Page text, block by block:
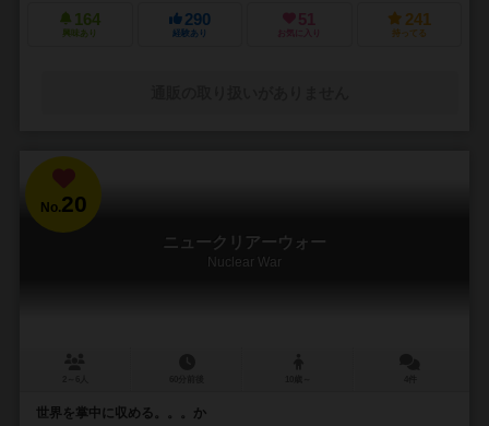
164
興味あり
290
経験あり
51
お気に入り
241
持ってる
No.20
ニュークリアーウォー
Nuclear War
世界を掌中に収める。。。か